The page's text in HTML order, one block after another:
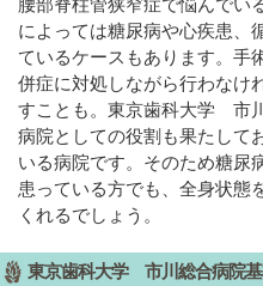
腰部脊柱管狭窄症で悩んでい
によっては糖尿病や心疾患、
ているケースもあります。手
併症に対処しながら行わなけ
すことも。東京歯科大学 市
病院としての役割も果たして
いる病院です。そのため糖尿
患っている方でも、全身状態
くれるでしょう。
東京歯科大学 市川総合病院